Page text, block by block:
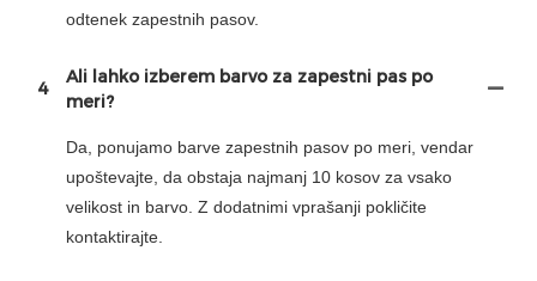
odtenek zapestnih pasov.
4
Ali lahko izberem barvo za zapestni pas po
meri?
Da, ponujamo barve zapestnih pasov po meri, vendar
upoštevajte, da obstaja najmanj 10 kosov za vsako
velikost in barvo. Z dodatnimi vprašanji pokličite
kontaktirajte.